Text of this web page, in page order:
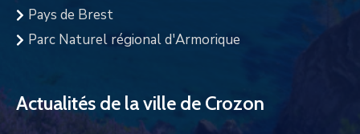
Pays de Brest
Parc Naturel régional d'Armorique
Actualités de la ville de Crozon